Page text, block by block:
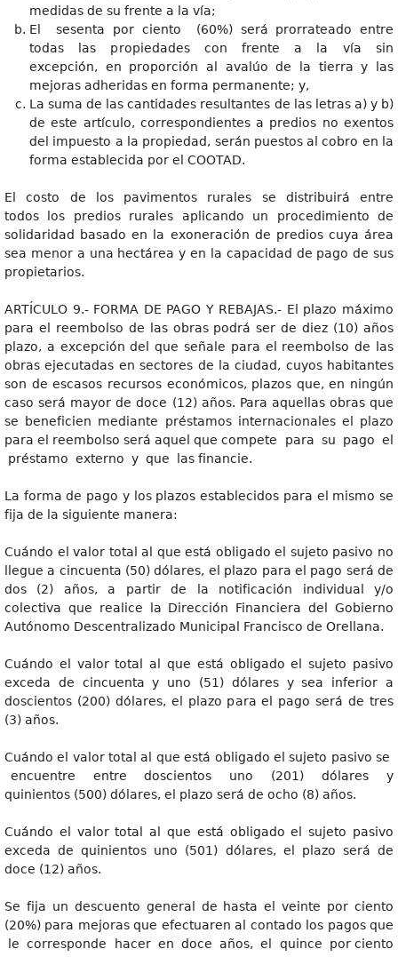
medidas de su frente a la vía;
El sesenta por ciento (60%) será prorrateado entre
todas las propiedades con frente a la vía sin
excepción, en proporción al avalúo de la tierra y las
mejoras adheridas en forma permanente; y,
La suma de las cantidades resultantes de las letras a) y b)
de este artículo, correspondientes a predios no exentos
del impuesto a la propiedad, serán puestos al cobro en la
forma establecida por el COOTAD.
El costo de los pavimentos rurales se distribuirá entre
todos los predios rurales aplicando un procedimiento de
solidaridad basado en la exoneración de predios cuya área
sea menor a una hectárea y en la capacidad de pago de sus
propietarios.
ARTÍCULO 9.- FORMA DE PAGO Y REBAJAS.- El plazo máximo
para el reembolso de las obras podrá ser de diez (10) años
plazo, a excepción del que señale para el reembolso de las
obras ejecutadas en sectores de la ciudad, cuyos habitantes
son de escasos recursos económicos, plazos que, en ningún
caso será mayor de doce (12) años. Para aquellas obras que
se beneficien mediante préstamos internacionales el plazo
para el reembolso será aquel que compete para su pago el
préstamo externo y que las financie.
La forma de pago y los plazos establecidos para el mismo se
fija de la siguiente manera:
Cuándo el valor total al que está obligado el sujeto pasivo no
llegue a cincuenta (50) dólares, el plazo para el pago será de
dos (2) años, a partir de la notificación individual y/o
colectiva que realice la Dirección Financiera del Gobierno
Autónomo Descentralizado Municipal Francisco de Orellana.
Cuándo el valor total al que está obligado el sujeto pasivo
exceda de cincuenta y uno (51) dólares y sea inferior a
doscientos (200) dólares, el plazo para el pago será de tres
(3) años.
Cuándo el valor total al que está obligado el sujeto pasivo se
encuentre entre doscientos uno (201) dólares y
quinientos (500) dólares, el plazo será de ocho (8) años.
Cuándo el valor total al que está obligado el sujeto pasivo
exceda de quinientos uno (501) dólares, el plazo será de
doce (12) años.
Se fija un descuento general de hasta el veinte por ciento
(20%) para mejoras que efectuaren al contado los pagos que
le corresponde hacer en doce años, el quince por ciento